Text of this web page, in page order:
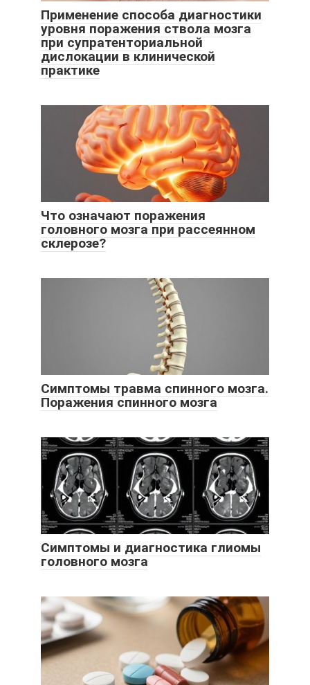
Применение способа диагностики
уровня поражения ствола мозга
при супратенториальной
дислокации в клинической
практике
Что означают поражения
головного мозга при рассеянном
склерозе?
Симптомы травма спинного мозга.
Поражения спинного мозга
Симптомы и диагностика глиомы
головного мозга